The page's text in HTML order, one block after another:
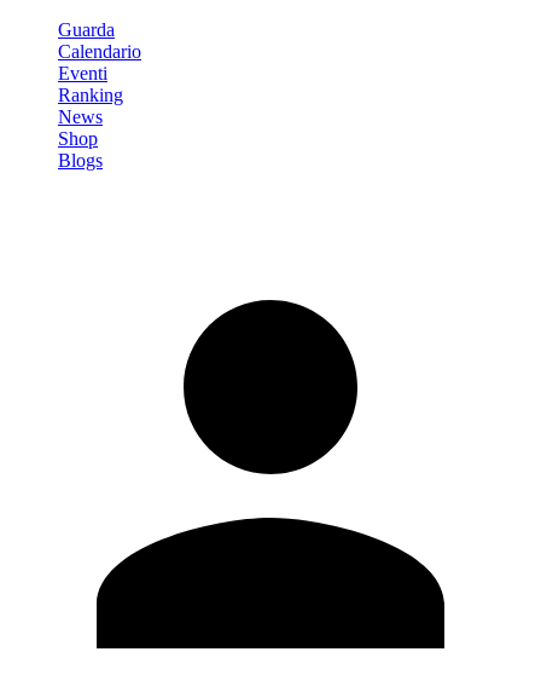
Guarda
Calendario
Eventi
Ranking
News
Shop
Blogs